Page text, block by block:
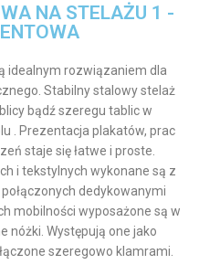
NA STELAŻU 1 -
idealnym rozwiązaniem dla
Stabilny stalowy stelaż
bądź szeregu tablic w
. Prezentacja plakatów, prac
staje się łatwe i proste.
i tekstylnych wykonane są z
dedykowanymi
mobilności wyposażone są w
nóżki. Występują one jako
szeregowo klamrami.